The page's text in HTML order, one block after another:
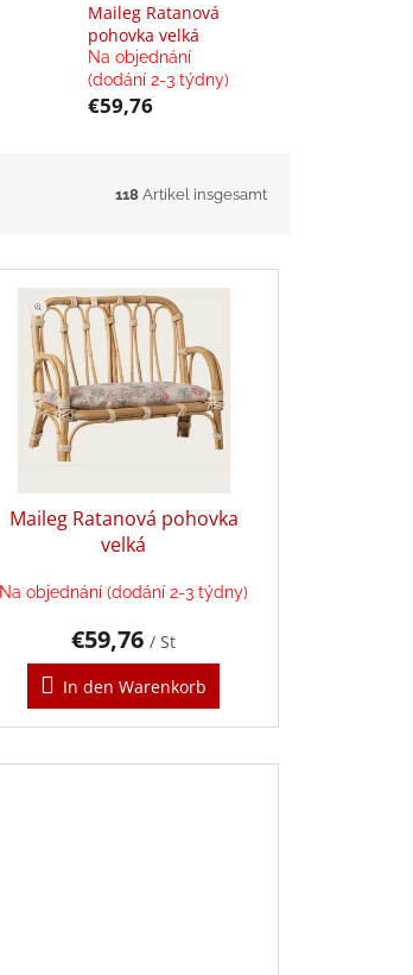
Maileg Ratanová
pohovka velká
Na objednání
(dodání 2-3 týdny)
€59,76
118 Artikel insgesamt
Maileg Ratanová pohovka
velká
Na objednání (dodání 2-3 týdny)
€59,76/ St
In den Warenkorb